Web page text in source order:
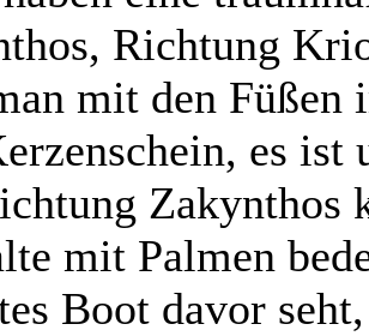
Richtung
mit den Füßen
es
Zakynthos
mit Palmen
Boot davor